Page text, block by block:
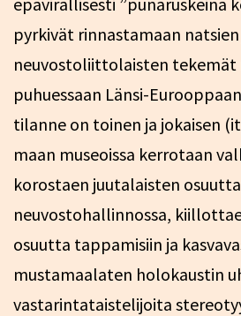
pyrkivät rinnastamaan natsien
neuvostoliittolaisten tekemät
puhuessaan Länsi-
tilanne on toinen ja jokaisen
maan museoissa kerrotaan
korostaen juutalaisten osuutta
neuvostohallinnossa,
osuutta tappamisiin ja
mustamaalaten holokaustin
vastarintataistelijoita